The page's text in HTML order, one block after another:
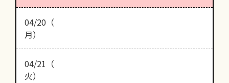
04/20（
月）
04/21（
火）